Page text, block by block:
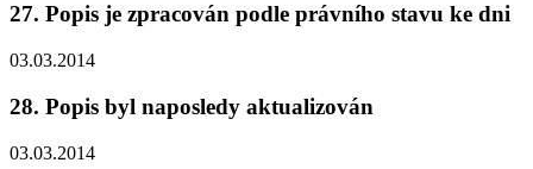
27. Popis je zpracován podle právního stavu ke dni
03.03.2014
28. Popis byl naposledy aktualizován
03.03.2014